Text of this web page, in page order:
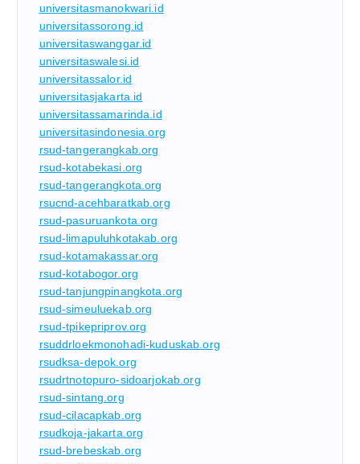
universitasmanokwari.id
universitassorong.id
universitaswanggar.id
universitaswalesi.id
universitassalor.id
universitasjakarta.id
universitassamarinda.id
universitasindonesia.org
rsud-tangerangkab.org
rsud-kotabekasi.org
rsud-tangerangkota.org
rsucnd-acehbaratkab.org
rsud-pasuruankota.org
rsud-limapuluhkotakab.org
rsud-kotamakassar.org
rsud-kotabogor.org
rsud-tanjungpinangkota.org
rsud-simeuluekab.org
rsud-tpikepriprov.org
rsuddrloekmonohadi-kuduskab.org
rsudksa-depok.org
rsudrtnotopuro-sidoarjokab.org
rsud-sintang.org
rsud-cilacapkab.org
rsudkoja-jakarta.org
rsud-brebeskab.org